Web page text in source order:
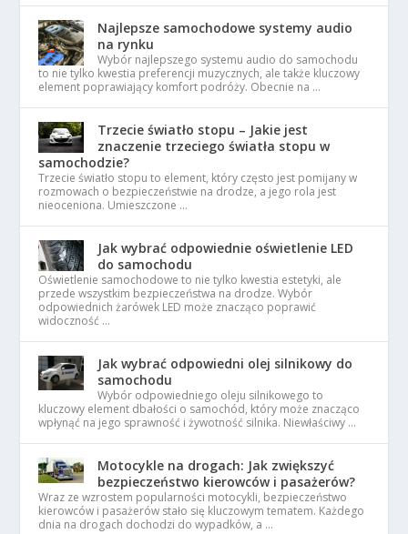
Najlepsze samochodowe systemy audio
na rynku
Wybór najlepszego systemu audio do samochodu
to nie tylko kwestia preferencji muzycznych, ale także kluczowy
element poprawiający komfort podróży. Obecnie na …
Trzecie światło stopu – Jakie jest
znaczenie trzeciego światła stopu w
samochodzie?
Trzecie światło stopu to element, który często jest pomijany w
rozmowach o bezpieczeństwie na drodze, a jego rola jest
nieoceniona. Umieszczone …
Jak wybrać odpowiednie oświetlenie LED
do samochodu
Oświetlenie samochodowe to nie tylko kwestia estetyki, ale
przede wszystkim bezpieczeństwa na drodze. Wybór
odpowiednich żarówek LED może znacząco poprawić
widoczność …
Jak wybrać odpowiedni olej silnikowy do
samochodu
Wybór odpowiedniego oleju silnikowego to
kluczowy element dbałości o samochód, który może znacząco
wpłynąć na jego sprawność i żywotność silnika. Niewłaściwy …
Motocykle na drogach: Jak zwiększyć
bezpieczeństwo kierowców i pasażerów?
Wraz ze wzrostem popularności motocykli, bezpieczeństwo
kierowców i pasażerów stało się kluczowym tematem. Każdego
dnia na drogach dochodzi do wypadków, a …